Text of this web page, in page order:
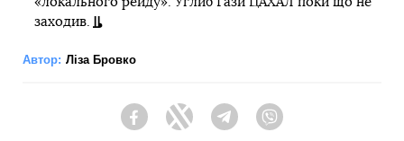
заходив.
Автор: Ліза Бровко
FacebookTwitter Telegram